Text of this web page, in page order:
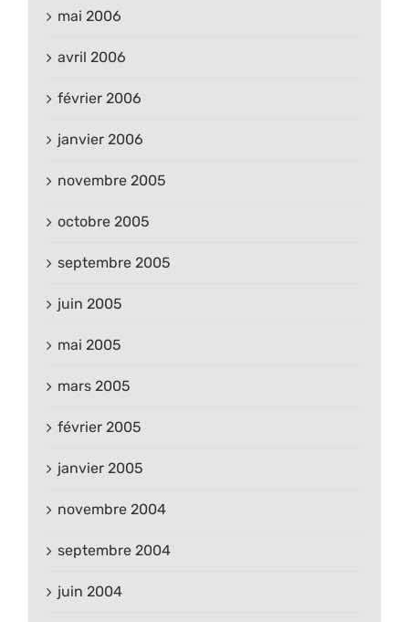
mai 2006
avril 2006
février 2006
janvier 2006
novembre 2005
octobre 2005
septembre 2005
juin 2005
mai 2005
mars 2005
février 2005
janvier 2005
novembre 2004
septembre 2004
juin 2004